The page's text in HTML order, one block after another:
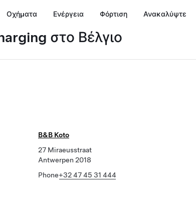
Οχήματα Ενέργεια Φόρτιση Ανακαλύψτε
στο Βέλγιο
B&B Koto
27 Miraeusstraat
Antwerpen 2018
Phone+32 47 45 31 444